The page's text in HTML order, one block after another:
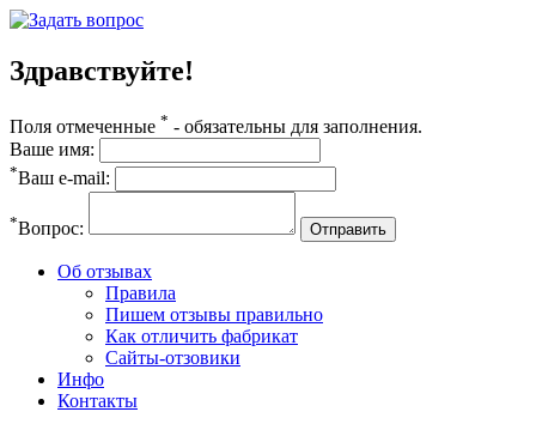
Здравствуйте!
Поля отмеченные * - обязательны для заполнения.
Ваше имя:
*Ваш e-mail:
*Вопрос: Отправить
Об отзывах
Правила
Пишем отзывы правильно
Как отличить фабрикат
Сайты-отзовики
Инфо
Контакты